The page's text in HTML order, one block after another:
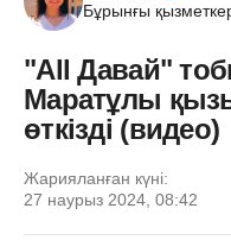
Бұрынғы
"Аll Давай"
Маратұлы
өткізді (видео)
Жарияланған күні:
27 наурыз 2024, 08:42